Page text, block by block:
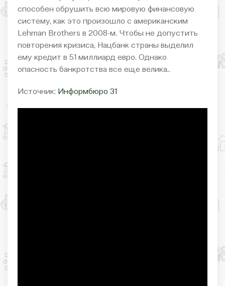
способен обрушить всю мировую финансовую
систему, как это произошло с американским
Lehman Brothers в 2008-м. Чтобы не допустить
повторения кризиса, Нацбанк страны выделил
ему кредит в 51 миллиард евро. Однако
опасность банкротства все еще велика..
Источник: Информбюро 31